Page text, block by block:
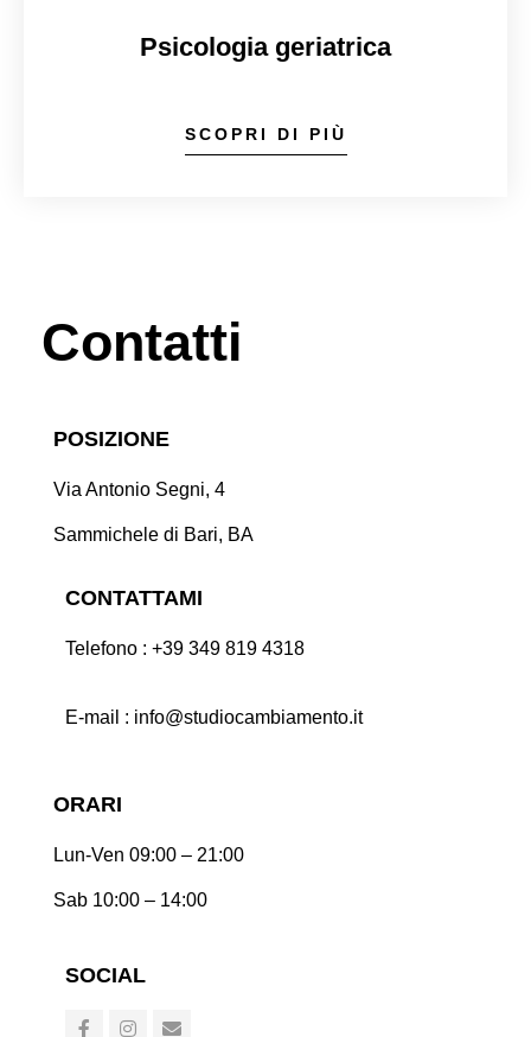
Psicologia geriatrica
SCOPRI DI PIÙ
Contatti
POSIZIONE
Via Antonio Segni, 4
Sammichele di Bari, BA
CONTATTAMI
Telefono : +39 349 819 4318
E-mail : info@studiocambiamento.it
ORARI
Lun-Ven 09:00 – 21:00
Sab 10:00 – 14:00
SOCIAL